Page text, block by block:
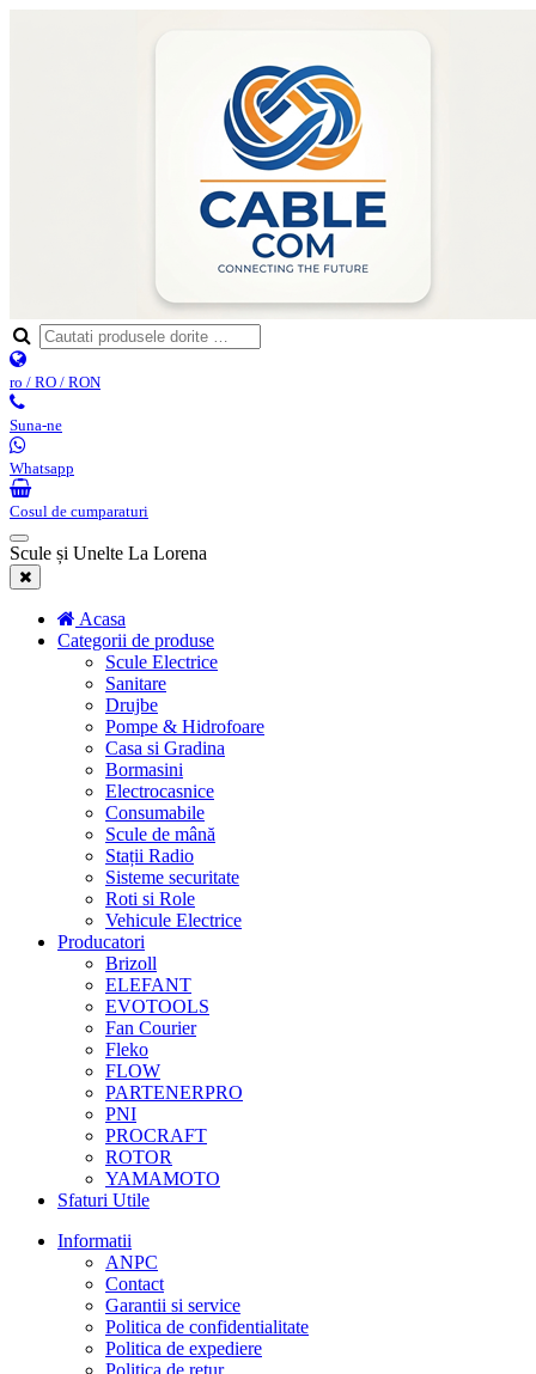
ro / RO / RON
Suna-ne
Whatsapp
Cosul de cumparaturi
Scule și Unelte La Lorena
Acasa
Categorii de produse
Scule Electrice
Sanitare
Drujbe
Pompe & Hidrofoare
Casa si Gradina
Bormasini
Electrocasnice
Consumabile
Scule de mână
Stații Radio
Sisteme securitate
Roti si Role
Vehicule Electrice
Producatori
Brizoll
ELEFANT
EVOTOOLS
Fan Courier
Fleko
FLOW
PARTENERPRO
PNI
PROCRAFT
ROTOR
YAMAMOTO
Sfaturi Utile
Informatii
ANPC
Contact
Garantii si service
Politica de confidentialitate
Politica de expediere
Politica de retur